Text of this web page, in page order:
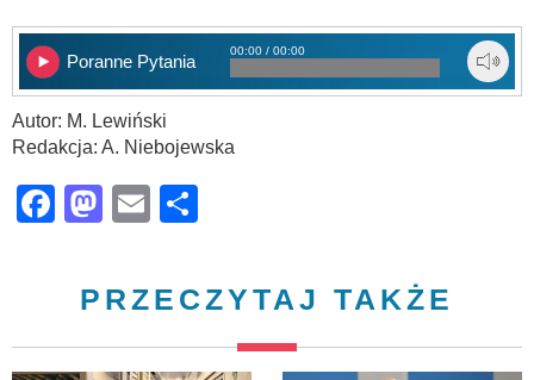
Poranne Pytania
00:00 / 00:00
Autor: M. Lewiński
Redakcja: A. Niebojewska
Facebook
Mastodon
Email
PRZECZYTAJ TAKŻE